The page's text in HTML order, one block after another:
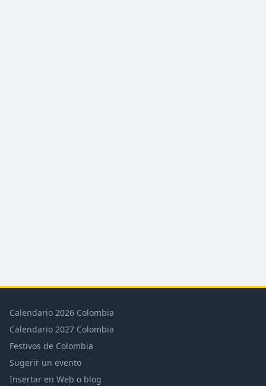
Calendario 2026 Colombia
Calendario 2027 Colombia
Festivos de Colombia
Sugerir un evento
Insertar en Web o blog